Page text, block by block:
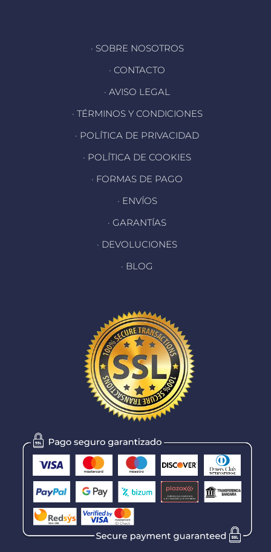
· SOBRE NOSOTROS
· CONTACTO
· AVISO LEGAL
· TÉRMINOS Y CONDICIONES
· POLÍTICA DE PRIVACIDAD
· POLÍTICA DE COOKIES
· FORMAS DE PAGO
· ENVÍOS
· GARANTÍAS
· DEVOLUCIONES
· BLOG